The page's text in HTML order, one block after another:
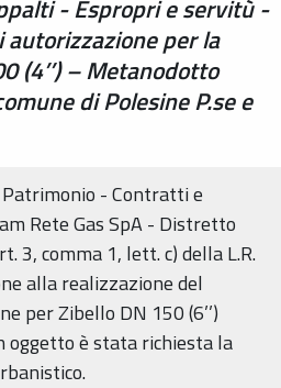
- Espropri e servitù -
per la
(4’’) – Metanodotto
di Polesine P.se e
- Contratti e
Rete Gas SpA - Distretto
3, comma 1, lett. c) della L.R.
alla realizzazione del
per Zibello DN 150 (6’’)
oggetto è stata richiesta la